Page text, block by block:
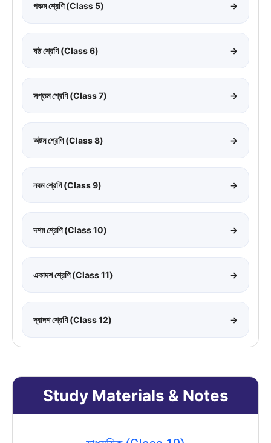
পঞ্চম শ্রেণি (Class 5) →
ষষ্ঠ শ্রেণি (Class 6) →
সপ্তম শ্রেণি (Class 7) →
অষ্টম শ্রেণি (Class 8) →
নবম শ্রেণি (Class 9) →
দশম শ্রেণি (Class 10) →
একাদশ শ্রেণি (Class 11) →
দ্বাদশ শ্রেণি (Class 12) →
Study Materials & Notes